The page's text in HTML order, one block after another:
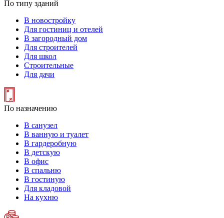
По типу зданий
В новостройку
Для гостиниц и отелей
В загородный дом
Для строителей
Для школ
Строительные
Для дачи
По назначению
В санузел
В ванную и туалет
В гардеробную
В детскую
В офис
В спальню
В гостиную
Для кладовой
На кухню